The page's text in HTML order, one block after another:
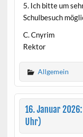
5. Ich bitte um
Schulbesuch
C. Cnyrim
Rektor
Allgemein
16. Januar
Uhr)